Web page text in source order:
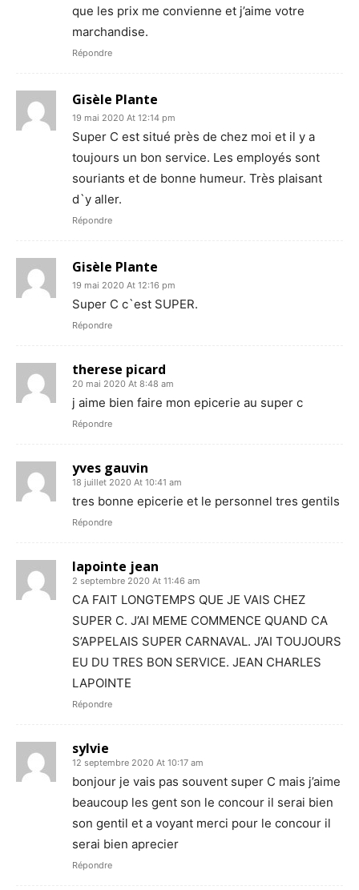
que les prix me convienne et j’aime votre
marchandise.
Répondre
Gisèle Plante
19 mai 2020 At 12:14 pm
Super C est situé près de chez moi et il y a
toujours un bon service. Les employés sont
souriants et de bonne humeur. Très plaisant
d`y aller.
Répondre
Gisèle Plante
19 mai 2020 At 12:16 pm
Super C c`est SUPER.
Répondre
therese picard
20 mai 2020 At 8:48 am
j aime bien faire mon epicerie au super c
Répondre
yves gauvin
18 juillet 2020 At 10:41 am
tres bonne epicerie et le personnel tres gentils
Répondre
lapointe jean
2 septembre 2020 At 11:46 am
CA FAIT LONGTEMPS QUE JE VAIS CHEZ
SUPER C. J’AI MEME COMMENCE QUAND CA
S’APPELAIS SUPER CARNAVAL. J’AI TOUJOURS
EU DU TRES BON SERVICE. JEAN CHARLES
LAPOINTE
Répondre
sylvie
12 septembre 2020 At 10:17 am
bonjour je vais pas souvent super C mais j’aime
beaucoup les gent son le concour il serai bien
son gentil et a voyant merci pour le concour il
serai bien aprecier
Répondre